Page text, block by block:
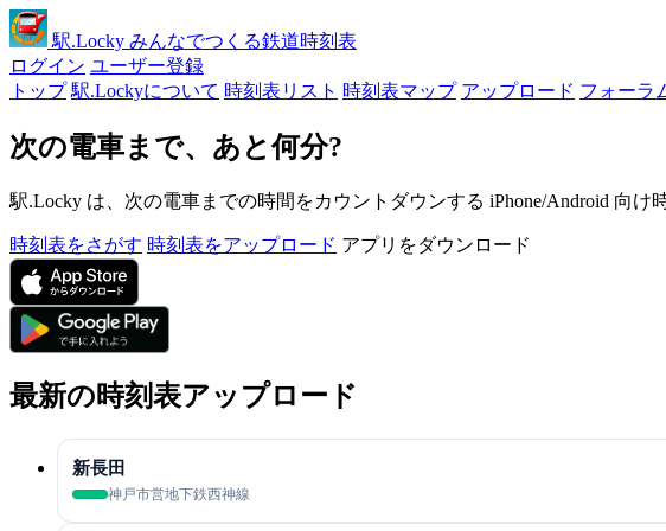
駅.Locky みんなでつくる鉄道時刻表
ログイン ユーザー登録
トップ 駅.Lockyについて 時刻表リスト 時刻表マップ アップロード フォーラ
次の電車まで、あと何分?
駅.Locky は、次の電車までの時間をカウントダウンする iPhone/Android 向
時刻表をさがす 時刻表をアップロード アプリをダウンロード
最新の時刻表アップロード
新長田
神戸市営地下鉄西神線